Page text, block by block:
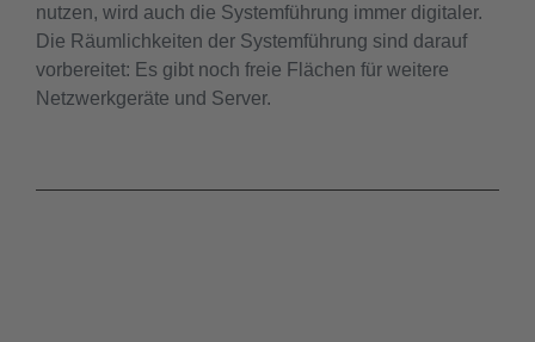
nutzen, wird auch die Systemführung immer digitaler.
Die Räumlichkeiten der Systemführung sind darauf
vorbereitet: Es gibt noch freie Flächen für weitere
Netzwerkgeräte und Server.